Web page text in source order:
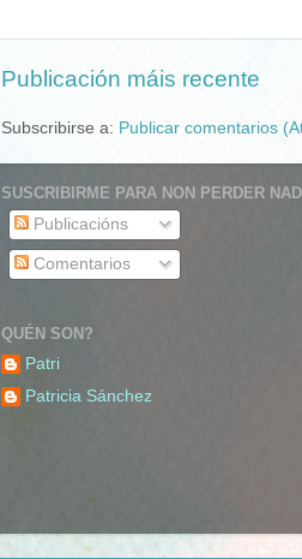
Publicación máis recente
Subscribirse a: Publicar comentarios
SUSCRIBIRME PARA NON PERDER
Publicacións
Comentarios
QUÉN SON?
Patri
Patricia Sánchez